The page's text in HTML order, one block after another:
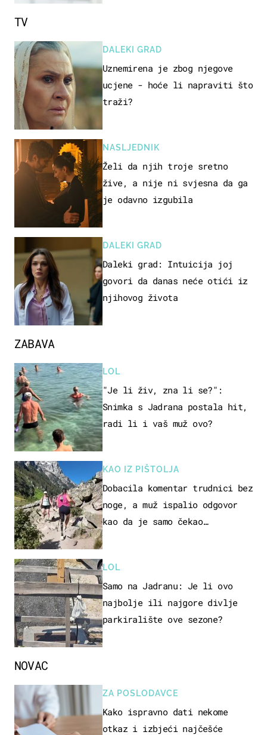
ZABAVA
LOL
"Je li živ, zna li se?":
Snimka s Jadrana postala hit,
radi li i vaš muž ovo?
KAO IZ PIŠTOLJA
Dobacila komentar trudnici bez
noge, a muž ispalio odgovor
kao da je samo čekao…
LOL
Samo na Jadranu: Je li ovo
najbolje ili najgore divlje
parkiralište ove sezone?
TV
DALEKI GRAD
Uznemirena je zbog njegove
ucjene - hoće li napraviti što
traži?
NASLJEDNIK
Želi da njih troje sretno
žive, a nije ni svjesna da ga
je odavno izgubila
DALEKI GRAD
Daleki grad: Intuicija joj
govori da danas neće otići iz
njihovog života
NOVAC
ZA POSLODAVCE
Kako ispravno dati nekome
otkaz i izbjeći najčešće